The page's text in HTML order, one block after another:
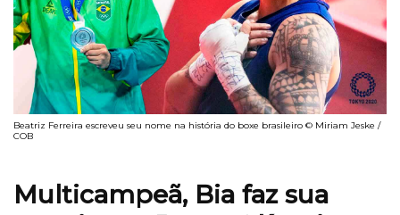
Beatriz Ferreira escreveu seu nome na história do boxe brasileiro © Miriam Jeske /
COB
Multicampeã, Bia faz sua